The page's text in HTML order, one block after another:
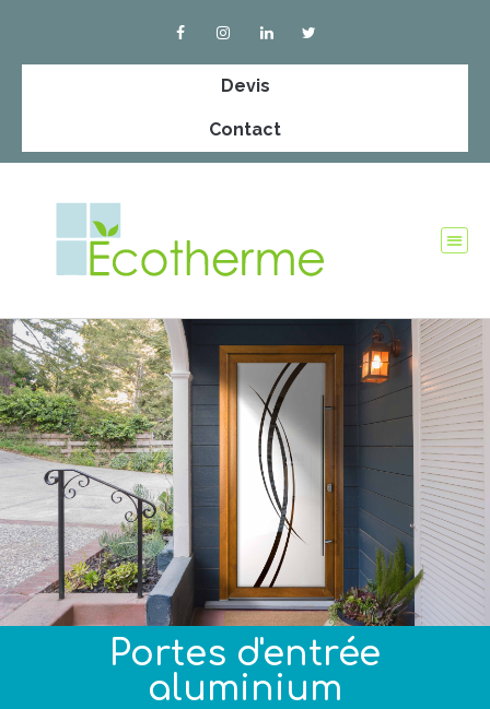
Devis
Contact
Portes d'entrée
aluminium